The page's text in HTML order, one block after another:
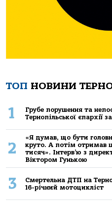
ТОП НОВИНИ
1
Грубе порушення та
Тернопільської єпархії
2
«Я думав, що бути
круто. А потім отримав
тисяч». Інтерв’ю з
Віктором Гунькою
3
Смертельнa ДТП нa
16-річний мoтoцикліст